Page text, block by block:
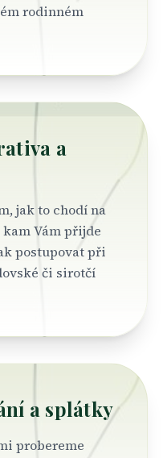
rodinném
a
jak to chodí na
Vám přijde
postupovat při
či sirotčí
a splátky
probereme